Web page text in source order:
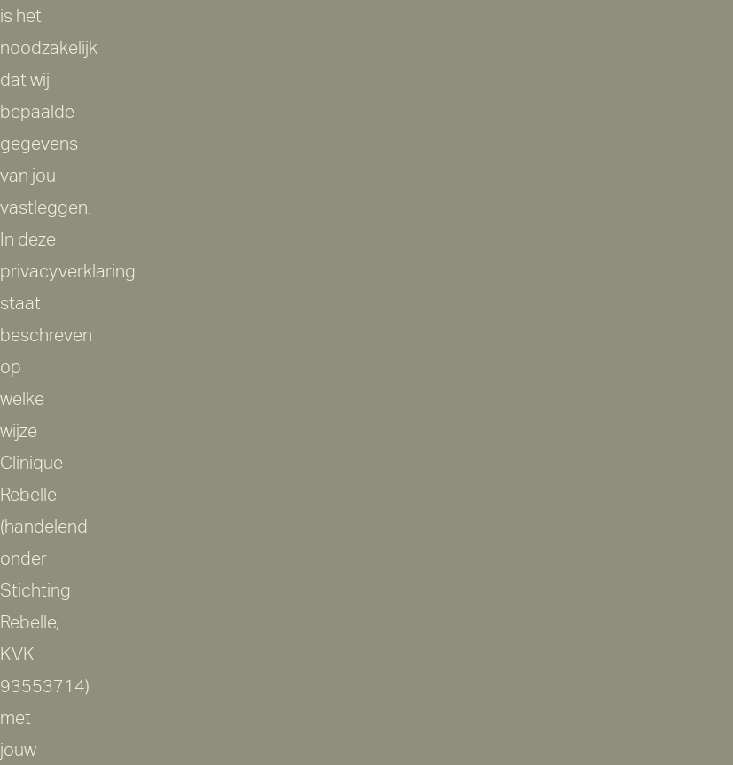
is het
noodzakelijk
dat wij
bepaalde
gegevens
van jou
vastleggen.
In deze
privacyverklaring
staat
beschreven
op
welke
wijze
Clinique
Rebelle
(handelend
onder
Stichting
Rebelle,
KVK
93553714)
met
jouw